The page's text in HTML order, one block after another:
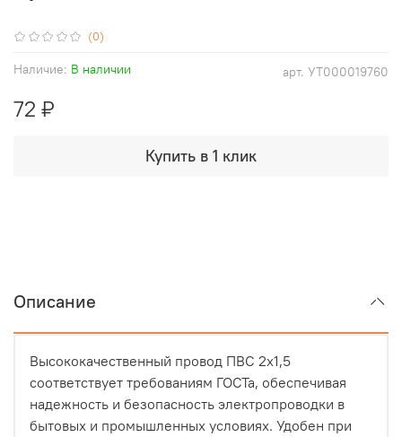
(0)
арт. УТ000019760
Наличие: В наличии
72 ₽
Купить в 1 клик
Описание
Высококачественный провод ПВС 2х1,5
соответствует требованиям ГОСТа, обеспечивая
надежность и безопасность электропроводки в
бытовых и промышленных условиях. Удобен при